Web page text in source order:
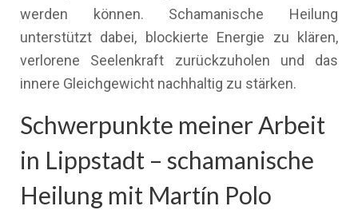
werden können. Schamanische Heilung
unterstützt dabei, blockierte Energie zu klären,
verlorene Seelenkraft zurückzuholen und das
innere Gleichgewicht nachhaltig zu stärken.
Schwerpunkte meiner Arbeit
in Lippstadt – schamanische
Heilung mit Martín Polo